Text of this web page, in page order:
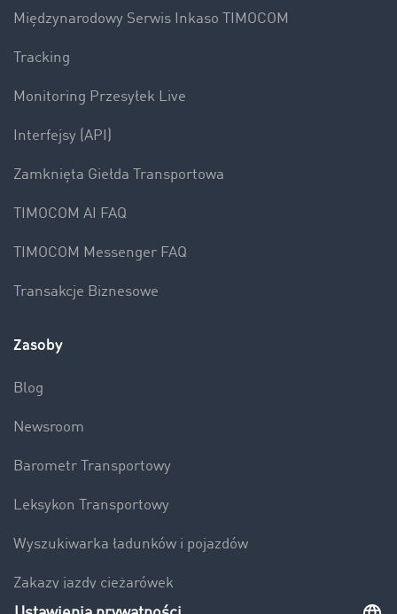
Międzynarodowy Serwis Inkaso TIMOCOM
Tracking
Monitoring Przesyłek Live
Interfejsy (API)
Zamknięta Giełda Transportowa
TIMOCOM AI FAQ
TIMOCOM Messenger FAQ
Transakcje Biznesowe
Zasoby
Blog
Newsroom
Barometr Transportowy
Leksykon Transportowy
Wyszukiwarka ładunków i pojazdów
Zakazy jazdy ciężarówek